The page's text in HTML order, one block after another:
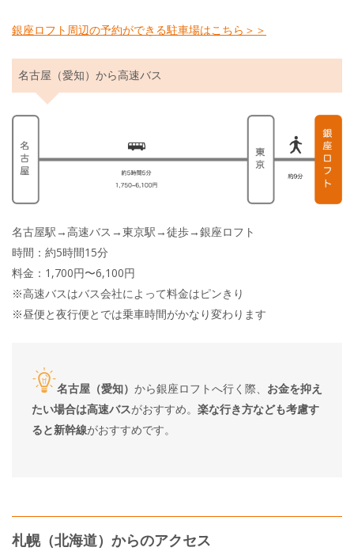
銀座ロフト周辺の予約ができる駐車場はこちら＞＞
名古屋（愛知）から高速バス
名古屋駅→高速バス→東京駅→徒歩→銀座ロフト
時間：約5時間15分
料金：1,700円〜6,100円
※高速バスはバス会社によって料金はピンきり
※昼便と夜行便とでは乗車時間がかなり変わります
名古屋（愛知） から銀座ロフトへ行く際、 お金を抑え
たい場合は高速バスがおすすめ。 楽な行き方なども考慮す
ると新幹線がおすすめです。
札幌（北海道）からのアクセス